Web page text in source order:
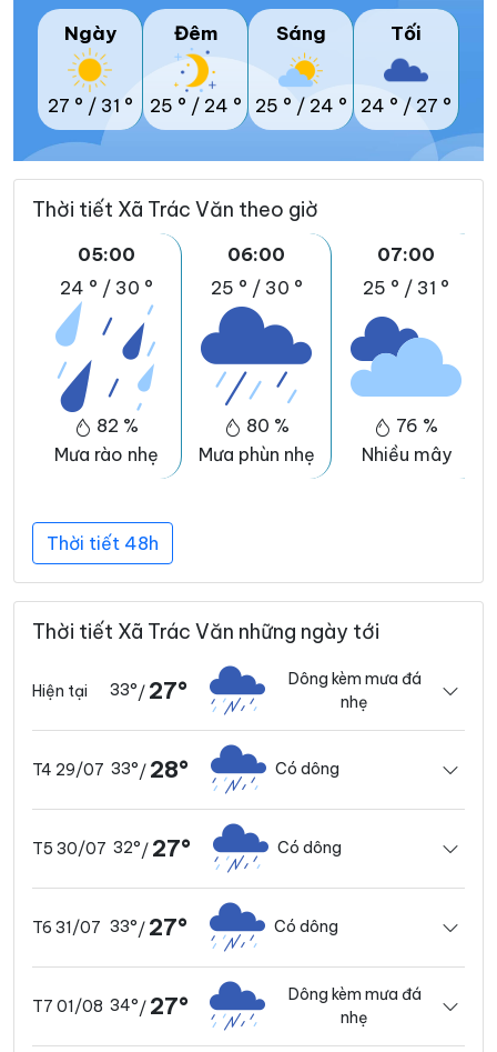
Ngày
27 ° / 31 °
Đêm
25 ° / 24 °
Sáng
25 ° / 24 °
Tối
24 ° / 27 °
Thời tiết Xã Trác Văn theo giờ
05:00
24 ° / 30 °
82 %
Mưa rào nhẹ
06:00
25 ° / 30 °
80 %
Mưa phùn nhẹ
07:00
25 ° / 31 °
76 %
Nhiều mây
Thời tiết 48h
Thời tiết Xã Trác Văn những ngày tới
Hiện tại 33°/ 27°
Dông kèm mưa đá
nhẹ
T4 29/07 33°/ 28° Có dông
T5 30/07 32°/ 27° Có dông
T6 31/07 33°/ 27° Có dông
T7 01/08 34°/ 27°
Dông kèm mưa đá
nhẹ